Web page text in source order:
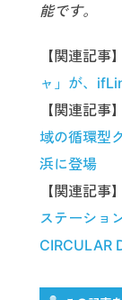
能です。
【関連記事】
ャ」が、
【関連記事】
域の循環型
浜に登場
【関連記事】
ステーショ
CIRCULAR